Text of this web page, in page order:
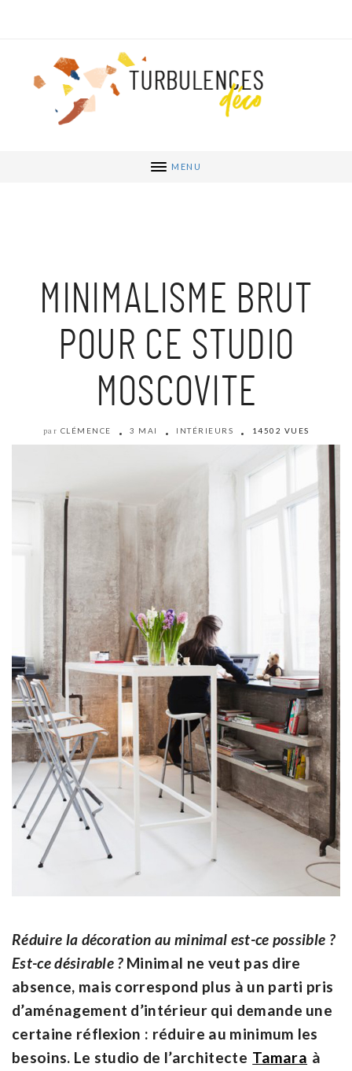
MENU
MINIMALISME BRUT
POUR CE STUDIO
MOSCOVITE
par CLÉMENCE 3 MAI INTÉRIEURS 14502 VUES
Réduire la décoration au minimal est-ce possible ?
Est-ce désirable ?Minimal ne veut pas dire
absence, mais correspond plus à un parti pris
d’aménagement d’intérieur qui demande une
certaine réflexion : réduire au minimum les
besoins. Le studio de l’architecte Tamara à